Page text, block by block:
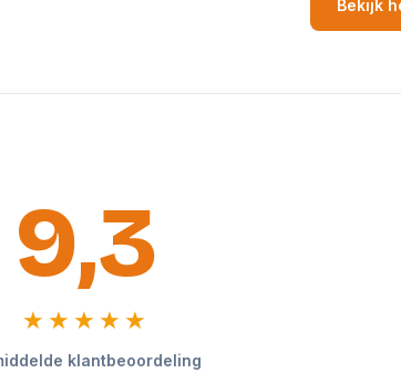
Bekijk
9,3
★★★★★
klantbeoordeling